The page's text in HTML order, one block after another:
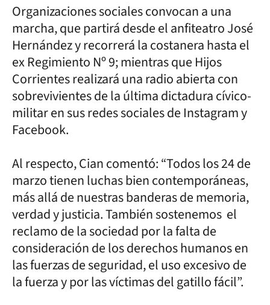
Organizaciones sociales convocan a una
marcha, que partirá desde el anfiteatro José
Hernández y recorrerá la costanera hasta el
ex Regimiento Nº 9; mientras que Hijos
Corrientes realizará una radio abierta con
sobrevivientes de la última dictadura cívico-
militar en sus redes sociales de Instagram y
Facebook.
Al respecto, Cian comentó: “Todos los 24 de
marzo tienen luchas bien contemporáneas,
más allá de nuestras banderas de memoria,
verdad y justicia. También sostenemos el
reclamo de la sociedad por la falta de
consideración de los derechos humanos en
las fuerzas de seguridad, el uso excesivo de
la fuerza y por las víctimas del gatillo fácil”.